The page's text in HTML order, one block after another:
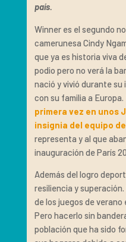
país.
Winner es el segundo
camerunesa Cindy
que ya es historia viva
podio pero no verá la
nació y vivió durante
con su familia a
primera vez en unos
insignia del equipo
representa y al que
inauguración de París
Además del logro
resiliencia y
de los juegos de
Pero hacerlo sin
población que ha sido